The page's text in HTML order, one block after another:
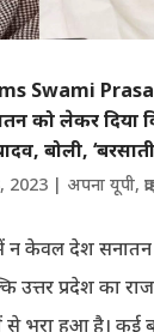
Swami
को लेकर दिया
बोली,
2023| अपना यूपी,
न केवल देश सनातन
उत्तर प्रदेश का
से भरा हुआ है। कई